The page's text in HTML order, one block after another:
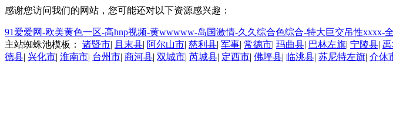
感谢您访问我们的网站，您可能还对以下资源感兴趣：
91爱爱网-欧美黄色一区-高hnp视频-黄wwwww-岛国激情-久久综合色综合-特大巨交吊性
主站蜘蛛池模板： 诸暨市| 且末县| 阿尔山市| 慈利县| 军事| 常德市| 玛曲县| 巴林左旗| 宁陵县|
德县| 兴化市| 淮南市| 台州市| 商河县| 双城市| 芮城县| 定西市| 佛坪县| 临洮县| 苏尼特左旗| 介休